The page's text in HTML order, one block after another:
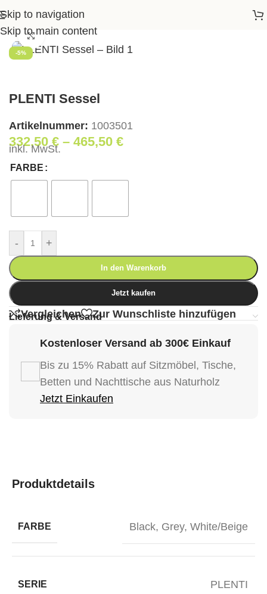
Skip to navigation
Skip to main content
Startseite> Shop>
-5%
Klick zum Vergrößern
PLENTI Sessel
Artikelnummer: 1003501
332,50€ – 465,50 €
inkl. MwSt.
FARBE
- +
In den Warenkorb
Jetzt kaufen
Vergleichen Zur Wunschliste hinzufügen
Lieferung & Versand
Kostenloser Versand ab 300€ Einkauf
Bis zu 15% Rabatt auf Sitzmöbel, Tische,
Betten und Nachttische aus Naturholz
Jetzt Einkaufen
Produktdetails
FARBE Black, Grey, White/Beige
SERIE PLENTI